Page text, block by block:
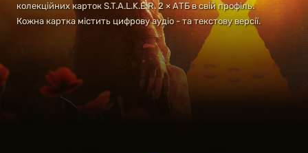
колекційних карток S.T.A.L.K.E.R. 2 × АТБ в свій профіль.
Кожна картка містить цифрову аудіо - та текстову версії.